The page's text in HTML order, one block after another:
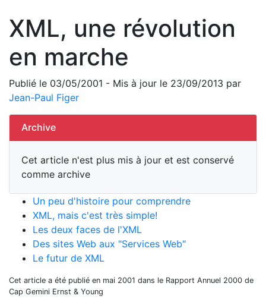
XML, une révolution
en marche
Publié le 03/05/2001 - Mis à jour le 23/09/2013 par
Jean-Paul Figer
Archive
Cet article n'est plus mis à jour et est conservé
comme archive
Un peu d'histoire pour comprendre
XML, mais c'est très simple!
Les deux faces de l'XML
Des sites Web aux "Services Web"
Le futur de XML
Cet article a été publié en mai 2001 dans le Rapport Annuel 2000 de
Cap Gemini Ernst & Young